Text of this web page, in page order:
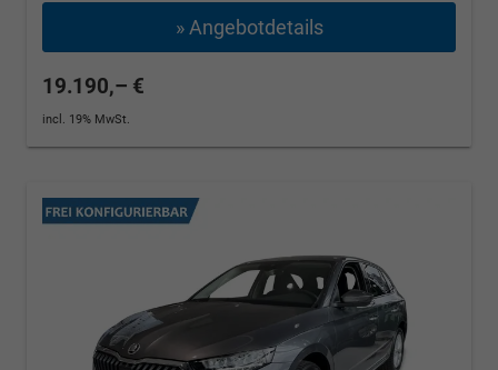
» Angebotdetails
19.190,– €
incl. 19% MwSt.